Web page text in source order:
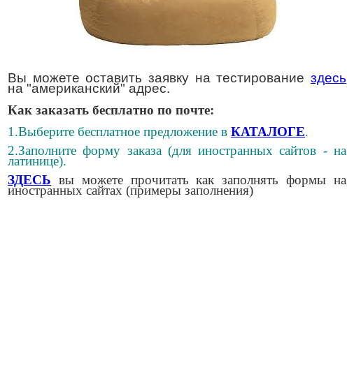
Вы можете оставить заявку на тестирование здесь
на "американский" адрес.
Как заказать бесплатно по почте:
1.Выберите бесплатное предложение в КАТАЛОГЕ.
2.Заполните форму заказа (для иностранных сайтов - на
латинице).
ЗДЕСЬ вы можете прочитать как заполнять формы на
иностранных сайтах (примеры заполнения)